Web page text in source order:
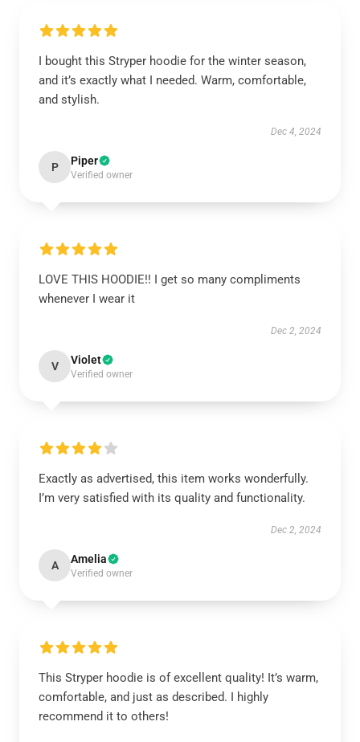
I bought this Stryper hoodie for the winter season,
and it’s exactly what I needed. Warm, comfortable,
and stylish.
Dec 4, 2024
P Piper
Verified owner
LOVE THIS HOODIE!! I get so many compliments
whenever I wear it
Dec 2, 2024
V Violet
Verified owner
Exactly as advertised, this item works wonderfully.
I’m very satisfied with its quality and functionality.
Dec 2, 2024
A Amelia
Verified owner
This Stryper hoodie is of excellent quality! It’s warm,
comfortable, and just as described. I highly
recommend it to others!